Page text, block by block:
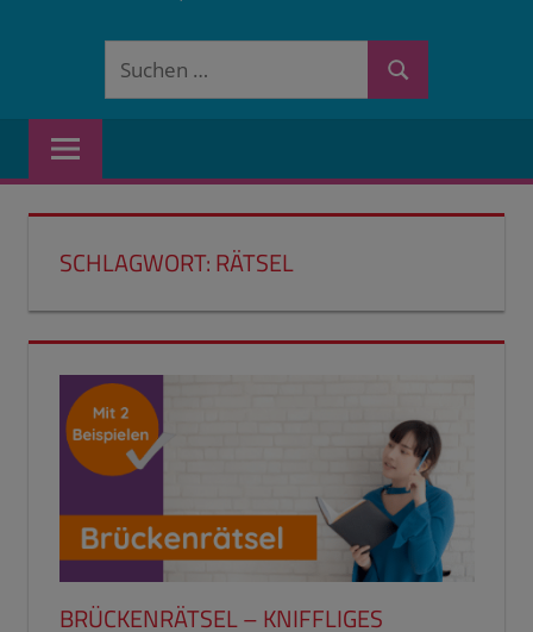
Suchen
Suchen
SCHLAGWORT:RÄTSEL
BRÜCKENRÄTSEL – KNIFFLIGES